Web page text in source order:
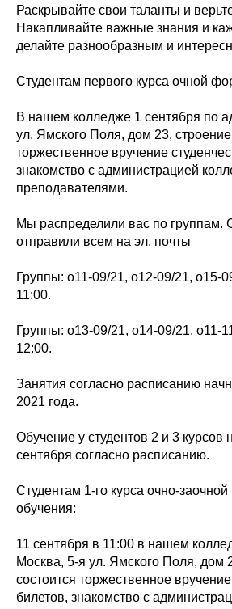
Раскрывайте свои таланты и
Накапливайте важные знания и
делайте разнообразным и
Студентам первого курса очной
В нашем колледже 1 сентября по
ул. Ямского Поля, дом 23, строение
торжественное вручение
знакомство с администрацией
преподавателями.
Мы распределили вас по группам.
отправили всем на эл. почты
Группы: о11-09/21, о12-09/21, о15-
11:00.
Группы: о13-09/21, о14-09/21, о11-
12:00.
Занятия согласно расписанию
2021 года.
Обучение у студентов 2 и 3 курсов
сентября согласно расписанию.
Студентам 1-го курса очно-
обучения:
11 сентября в 11:00 в нашем
Москва, 5-я ул. Ямского Поля, дом
состоится торжественное
билетов, знакомство с